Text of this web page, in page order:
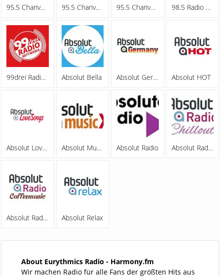
95.5 Charivari - Sommerhits 95.5 Charivari - Tom Novy Mix 95.5 Charivari - Webradio 98.5 Radio Bochum
99drei Radio Mittweida Absolut Bella Absolut Germany Absolut HOT
Absolut Lovesongs Absolut MusicXL Absolut Radio Absolut Radio Chillout
Absolut Radio Coffeemusic Absolut Relax
About Eurythmics Radio - Harmony.fm
Wir machen Radio für alle Fans der größten Hits aus